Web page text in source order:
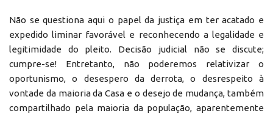
Não se questiona aqui o papel da justiça em ter acatado e
expedido liminar favorável e reconhecendo a legalidade e
legitimidade do pleito. Decisão judicial não se discute;
cumpre-se! Entretanto, não poderemos relativizar o
oportunismo, o desespero da derrota, o desrespeito à
vontade da maioria da Casa e o desejo de mudança, também
compartilhado pela maioria da população, aparentemente